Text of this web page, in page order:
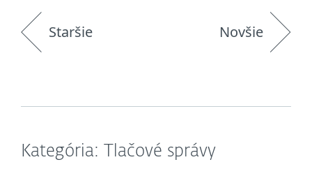
Staršie Novšie
Kategória: Tlačové správy